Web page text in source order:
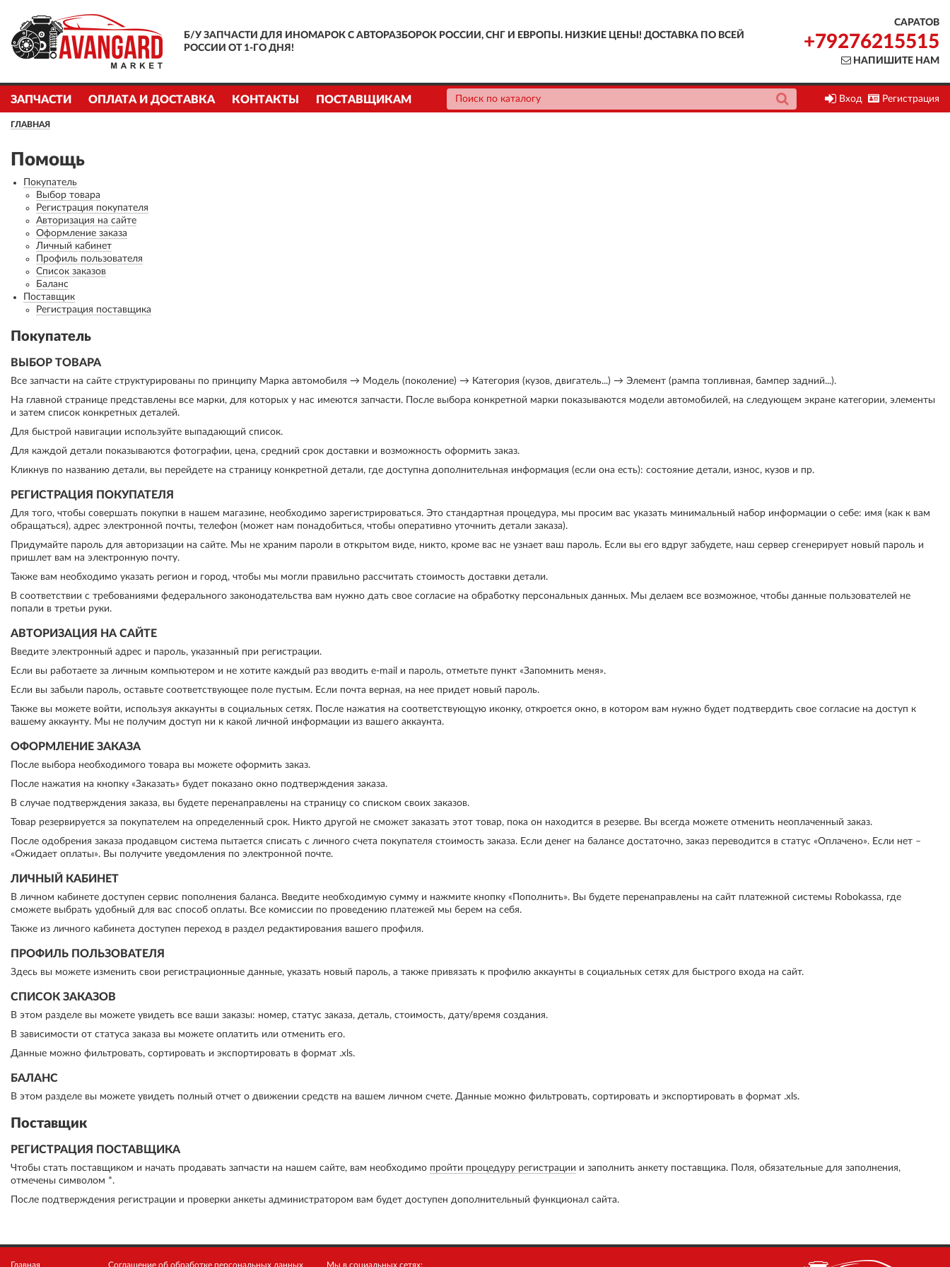
Б/У ЗАПЧАСТИ ДЛЯ ИНОМАРОК С АВТОРАЗБОРОК РОССИИ, СНГ И ЕВРОПЫ. НИЗКИЕ ЦЕНЫ! ДОСТАВКА ПО ВСЕЙ
РОССИИ ОТ 1-ГО ДНЯ!
САРАТОВ
+79276215515
НАПИШИТЕ НАМ
ЗАПЧАСТИ ОПЛАТА И ДОСТАВКА КОНТАКТЫ ПОСТАВЩИКАМ Вход Регистрация
ГЛАВНАЯ
Помощь
Покупатель
Выбор товара
Регистрация покупателя
Авторизация на сайте
Оформление заказа
Личный кабинет
Профиль пользователя
Список заказов
Баланс
Поставщик
Регистрация поставщика
Покупатель
ВЫБОР ТОВАРА
Все запчасти на сайте структурированы по принципу Марка автомобиля → Модель (поколение) → Категория (кузов, двигатель...) → Элемент (рампа топливная, бампер задний...).
На главной странице представлены все марки, для которых у нас имеются запчасти. После выбора конкретной марки показываются модели автомобилей, на следующем экране категории, элементы
и затем список конкретных деталей.
Для быстрой навигации используйте выпадающий список.
Для каждой детали показываются фотографии, цена, средний срок доставки и возможность оформить заказ.
Кликнув по названию детали, вы перейдете на страницу конкретной детали, где доступна дополнительная информация (если она есть): состояние детали, износ, кузов и пр.
РЕГИСТРАЦИЯ ПОКУПАТЕЛЯ
Для того, чтобы совершать покупки в нашем магазине, необходимо зарегистрироваться. Это стандартная процедура, мы просим вас указать минимальный набор информации о себе: имя (как к вам
обращаться), адрес электронной почты, телефон (может нам понадобиться, чтобы оперативно уточнить детали заказа).
Придумайте пароль для авторизации на сайте. Мы не храним пароли в открытом виде, никто, кроме вас не узнает ваш пароль. Если вы его вдруг забудете, наш сервер сгенерирует новый пароль и
пришлет вам на электронную почту.
Также вам необходимо указать регион и город, чтобы мы могли правильно рассчитать стоимость доставки детали.
В соответствии с требованиями федерального законодательства вам нужно дать свое согласие на обработку персональных данных. Мы делаем все возможное, чтобы данные пользователей не
попали в третьи руки.
АВТОРИЗАЦИЯ НА САЙТЕ
Введите электронный адрес и пароль, указанный при регистрации.
Если вы работаете за личным компьютером и не хотите каждый раз вводить e-mail и пароль, отметьте пункт «Запомнить меня».
Если вы забыли пароль, оставьте соответствующее поле пустым. Если почта верная, на нее придет новый пароль.
Также вы можете войти, используя аккаунты в социальных сетях. После нажатия на соответствующую иконку, откроется окно, в котором вам нужно будет подтвердить свое согласие на доступ к
вашему аккаунту. Мы не получим доступ ни к какой личной информации из вашего аккаунта.
ОФОРМЛЕНИЕ ЗАКАЗА
После выбора необходимого товара вы можете оформить заказ.
После нажатия на кнопку «Заказать» будет показано окно подтверждения заказа.
В случае подтверждения заказа, вы будете перенаправлены на страницу со списком своих заказов.
Товар резервируется за покупателем на определенный срок. Никто другой не сможет заказать этот товар, пока он находится в резерве. Вы всегда можете отменить неоплаченный заказ.
После одобрения заказа продавцом система пытается списать с личного счета покупателя стоимость заказа. Если денег на балансе достаточно, заказ переводится в статус «Оплачено». Если нет –
«Ожидает оплаты». Вы получите уведомления по электронной почте.
ЛИЧНЫЙ КАБИНЕТ
В личном кабинете доступен сервис пополнения баланса. Введите необходимую сумму и нажмите кнопку «Пополнить». Вы будете перенаправлены на сайт платежной системы Robokassa, где
сможете выбрать удобный для вас способ оплаты. Все комиссии по проведению платежей мы берем на себя.
Также из личного кабинета доступен переход в раздел редактирования вашего профиля.
ПРОФИЛЬ ПОЛЬЗОВАТЕЛЯ
Здесь вы можете изменить свои регистрационные данные, указать новый пароль, а также привязать к профилю аккаунты в социальных сетях для быстрого входа на сайт.
СПИСОК ЗАКАЗОВ
В этом разделе вы можете увидеть все ваши заказы: номер, статус заказа, деталь, стоимость, дату/время создания.
В зависимости от статуса заказа вы можете оплатить или отменить его.
Данные можно фильтровать, сортировать и экспортировать в формат .xls.
БАЛАНС
В этом разделе вы можете увидеть полный отчет о движении средств на вашем личном счете. Данные можно фильтровать, сортировать и экспортировать в формат .xls.
Поставщик
РЕГИСТРАЦИЯ ПОСТАВЩИКА
Чтобы стать поставщиком и начать продавать запчасти на нашем сайте, вам необходимо пройти процедуру регистрации и заполнить анкету поставщика. Поля, обязательные для заполнения,
отмечены символом *.
После подтверждения регистрации и проверки анкеты администратором вам будет доступен дополнительный функционал сайта.
Главная Соглашение об обработке персональных данных Мы в социальных сетях: